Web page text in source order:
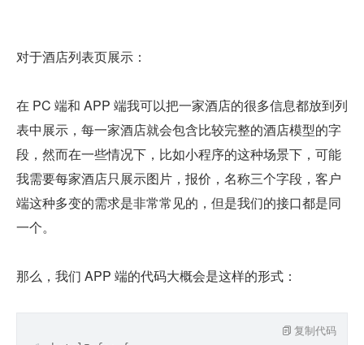
对于酒店列表页展示：
在 PC 端和 APP 端我可以把一家酒店的很多信息都放到列
表中展示，每一家酒店就会包含比较完整的酒店模型的字
段，然而在一些情况下，比如小程序的这种场景下，可能
我需要每家酒店只展示图片，报价，名称三个字段，客户
端这种多变的需求是非常常见的，但是我们的接口都是同
一个。
那么，我们 APP 端的代码大概会是这样的形式：
复制代码